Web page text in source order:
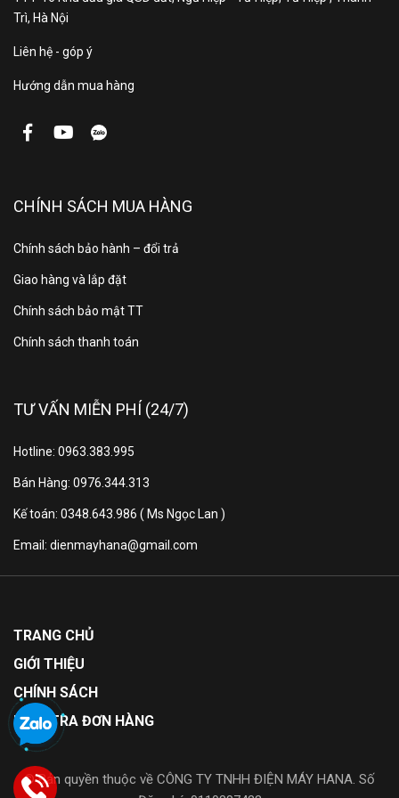
Trì, Hà Nội
Liên hệ - góp ý
Hướng dẫn mua hàng
CHÍNH SÁCH MUA HÀNG
Chính sách bảo hành – đổi trả
Giao hàng và lắp đặt
Chính sách bảo mật TT
Chính sách thanh toán
TƯ VẤN MIỄN PHÍ (24/7)
Hotline: 0963.383.995
Bán Hàng: 0976.344.313
Kế toán: 0348.643.986 ( Ms Ngọc Lan )
Email: dienmayhana@gmail.com
TRANG CHỦ
GIỚI THIỆU
CHÍNH SÁCH
KIỂM TRA ĐƠN HÀNG
© Bản quyền thuộc về CÔNG TY TNHH ĐIỆN MÁY HANA. Số